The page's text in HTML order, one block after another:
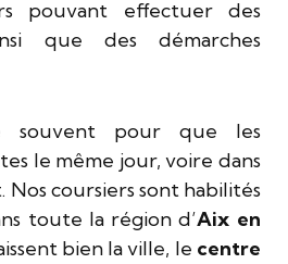
pouvant effectuer des
que des démarches
souvent pour que les
le même jour, voire dans
Nos coursiers sont habilités
toute la région d’Aix en
bien la ville, le centre